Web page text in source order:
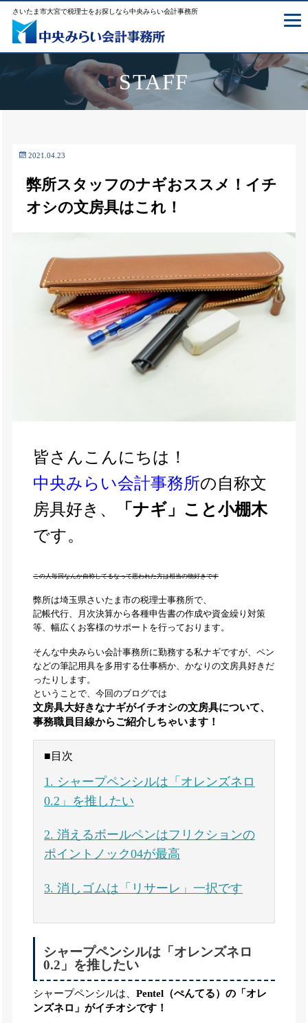
さいたま市大宮で税理士をお探しなら中央みらい会計事務所
STAFF
2021.04.23
弊所スタッフのナギおススメ！イチ
オシの文房具はこれ！
皆さんこんにちは！
中央みらい会計事務所の自称文
房具好き、
「ナギ」こと小棚木
です。
この人毎回なんか自称してるなって思われた方は相当の物好きです
弊所は埼玉県さいたま市の税理士事務所で、
記帳代行、月次決算から各種申告書の作成や資金繰り対策
等、幅広くお客様のサポートを行っております。
そんな中央みらい会計事務所に勤務する私ナギですが、ペン
などの筆記用具を多用する仕事柄か、かなりの文房具好きだ
ったりします。
ということで、今回のブログでは
文房具大好きなナギがイチオシの文房具について、
事務職員目線からご紹介しちゃいます！
■目次
1. シャープペンシルは「オレンズネロ
0.2」を推したい
2. 消えるボールペンはフリクションの
ポイントノック04が最高
3. 消しゴムは「リサーレ」一択です
シャープペンシルは「オレンズネロ
0.2」を推したい
シャープペンシルは、 Pentel（ぺんてる）の「オレ
ンズネロ」がイチオシです！